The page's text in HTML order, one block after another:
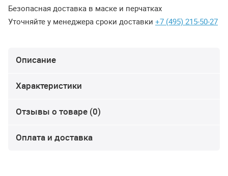
Безопасная доставка в маске и перчатках
Уточняйте у менеджера сроки доставки +7 (495) 215-50-27
Описание
Характеристики
Отзывы о товаре (0)
Оплата и доставка